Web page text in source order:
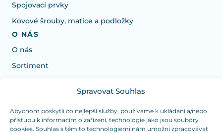
Spravovat Souhlas
Abychom poskytli co nejlepší služby, používáme k ukládání a/nebo
přístupu k informacím o zařízení, technologie jako jsou soubory
cookies. Souhlas s těmito technologiemi nám umožní zpracovávat
Spojovací prvky
Kovové šrouby, matice a podložky
O NÁS
O nás
Sortiment
Potřebujete poradit s výběrem?
Jsme tu pro vás Pondělí-Čtvrtek od: 7:30 - 15:30 hodin
a Pátek od 7:30 - 14:30 hodin